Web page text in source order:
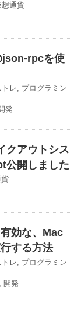
想通貨
rpcを使
トレ, プログラミン
発
クアウトシス
公開しました
効な、Mac
する方法
トレ, プログラミン
, 開発